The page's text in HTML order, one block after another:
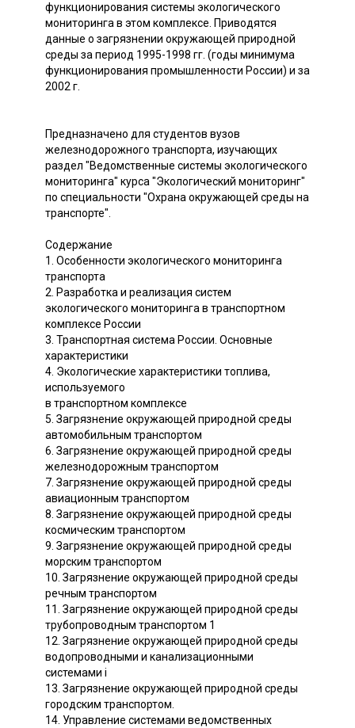
функционирования системы экологического
мониторинга в этом комплексе. Приводятся
данные о загрязнении окружающей природной
среды за период 1995-1998 гг. (годы минимума
функционирования промышленности России) и за
2002 г.
Предназначено для студентов вузов
железнодорожного транспорта, изучающих
раздел "Ведомственные системы экологического
мониторинга" курса "Экологический мониторинг"
по специальности "Охрана окружающей среды на
транспорте".
Содержание
1. Особенности экологического мониторинга
транспорта
2. Разработка и реализация систем
экологического мониторинга в транспортном
комплексе России
3. Транспортная система России. Основные
характеристики
4. Экологические характеристики топлива,
используемого
в транспортном комплексе
5. Загрязнение окружающей природной среды
автомобильным транспортом
6. Загрязнение окружающей природной среды
железнодорожным транспортом
7. Загрязнение окружающей природной среды
авиационным транспортом
8. Загрязнение окружающей природной среды
космическим транспортом
9. Загрязнение окружающей природной среды
морским транспортом
10. Загрязнение окружающей природной среды
речным транспортом
11. Загрязнение окружающей природной среды
трубопроводным транспортом 1
12. Загрязнение окружающей природной среды
водопроводными и канализационными
системами i
13. Загрязнение окружающей природной среды
городским транспортом.
14. Управление системами ведомственных